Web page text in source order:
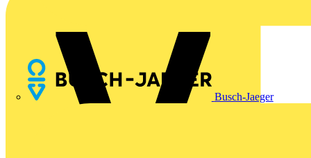
Busch-Jaeger